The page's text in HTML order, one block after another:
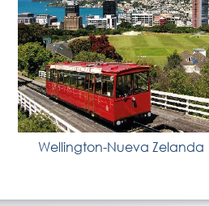
Wellington-Nueva Zelanda